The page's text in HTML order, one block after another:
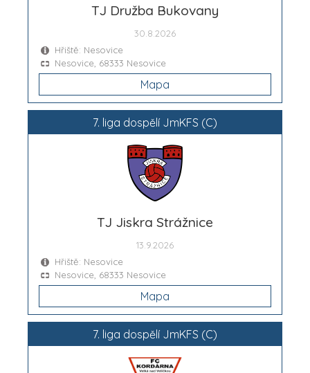
TJ Družba Bukovany
30.8.2026
Hřiště: Nesovice
Nesovice, 68333 Nesovice
Mapa
7. liga dospělí JmKFS (C)
TJ Jiskra Strážnice
13.9.2026
Hřiště: Nesovice
Nesovice, 68333 Nesovice
Mapa
7. liga dospělí JmKFS (C)